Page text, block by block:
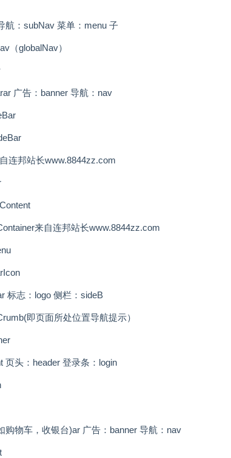
航：subNav 菜单：menu 子
globalNav）
ar 广告：banner 导航：nav
连邦站长www.8844zz.com
来自连邦站长www.8844zz.com
标志：logo 侧栏：sideB
即页面所处位置导航提示）
页头：header 登录条：login
物车，收银台)ar 广告：banner 导航：nav